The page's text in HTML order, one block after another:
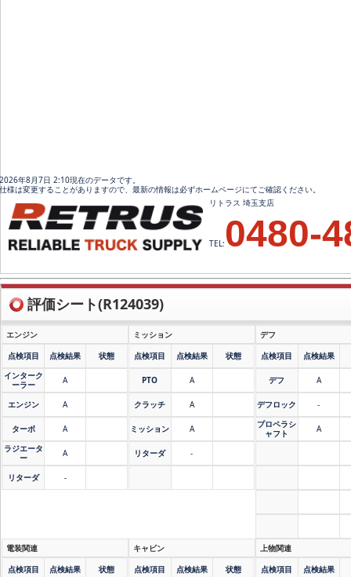
2026年8月7日 2:10現在のデータです。
仕様は変更することがありますので、最新の情報は必ずホームページにてご確認ください。
リトラス 埼玉支店
TEL: 0480-
評価シート(R124039)
エンジン
点検項目
点検結果
状態
インターク
ーラー
A
エンジン A
ターボ
A
ラジエータ
ー
A
リターダ -
ミッション
点検項目
点検結果 状態
PTO A
クラッチ A
ミッション A
リターダ -
デフ
点検項目
点検結果
デフ A
デフロック
-
プロペラシ
ャフト
A
電装関連
点検項目
点検結果 状態
キャビン
点検項目
点検結果 状態
上物関連
点検項目
点検結果